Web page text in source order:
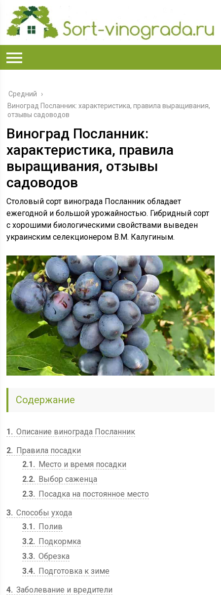
Средний
›
Виноград Посланник: характеристика, правила выращивания,
отзывы садоводов
Виноград Посланник:
характеристика, правила
выращивания, отзывы
садоводов
Столовый сорт винограда Посланник обладает
ежегодной и большой урожайностью. Гибридный сорт
с хорошими биологическими свойствами выведен
украинским селекционером В.М. Калугиным.
Содержание
1
Описание винограда Посланник
2
Правила посадки
2.1
Место и время посадки
2.2
Выбор саженца
2.3
Посадка на постоянное место
3 Способы ухода
3.1
Полив
3.2
Подкормка
3.3 Обрезка
3.4
Подготовка к зиме
4 Заболевание и вредители